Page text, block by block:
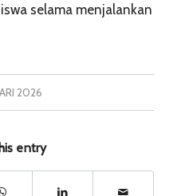
selama menjalankan
2026
entry